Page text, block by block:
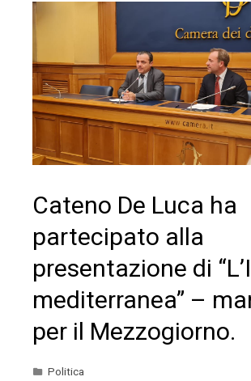
Cateno De Luca ha
partecipato alla
presentazione di
mediterranea” –
per il Mezzogiorno.
Politica